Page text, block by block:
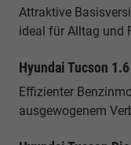
Attraktive
ideal für Alltag und
Hyundai Tucson 1.6
Effizienter
ausgewogenem